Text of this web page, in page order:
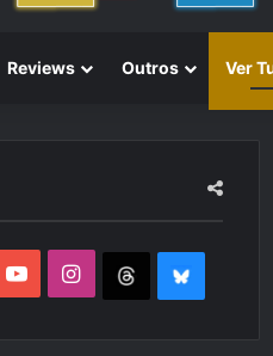
Reviews Outros Ver
Y
I